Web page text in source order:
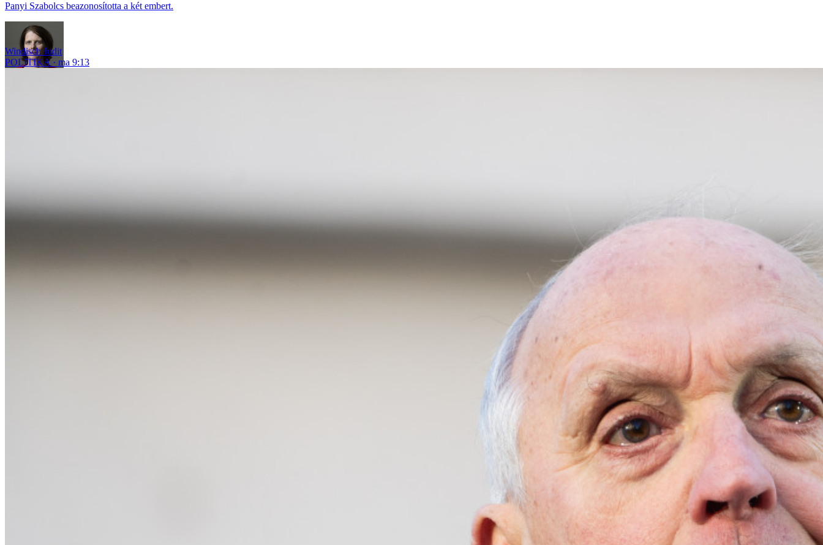
Panyi Szabolcs beazonosította a két embert.
Windisch Judit
POLITIKA
ma 9:13